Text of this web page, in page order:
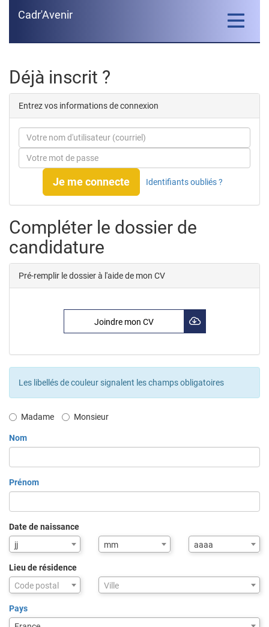
Toggle
Cadr'Avenir
Déjà inscrit ?
Entrez vos informations de connexion
Je me connecte Identifiants oubliés ?
Compléter le dossier de
candidature
Pré-remplir le dossier à l'aide de mon CV
Joindre mon CV
Les libellés de couleur signalent les champs obligatoires
CivilitéMadame Monsieur
Nom
Prénom
Date de naissance
jj
mm aaaa
Lieu de résidence
Assistance
de
saisie
pour
Code postal Ville
Pays